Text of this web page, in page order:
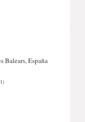
Balears, España